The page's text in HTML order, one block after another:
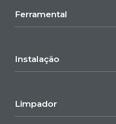
Ferramental
Instalação
Limpador